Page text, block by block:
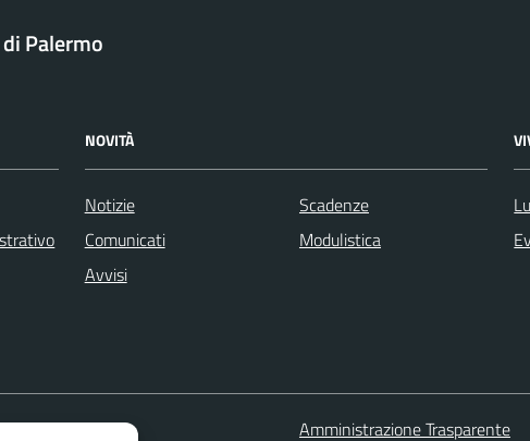
Palermo
NOVITÀ
Notizie
Comunicati
Avvisi
Scadenze
Modulistica
le FAQ Amministrazione Trasparente